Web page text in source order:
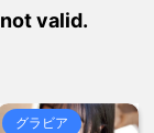
「遺族や被災者か... /
valid.
グラビア